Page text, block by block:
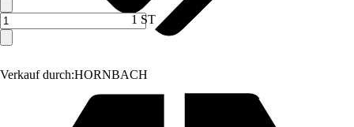
Verkauf durch:HORNBACH
1 ST